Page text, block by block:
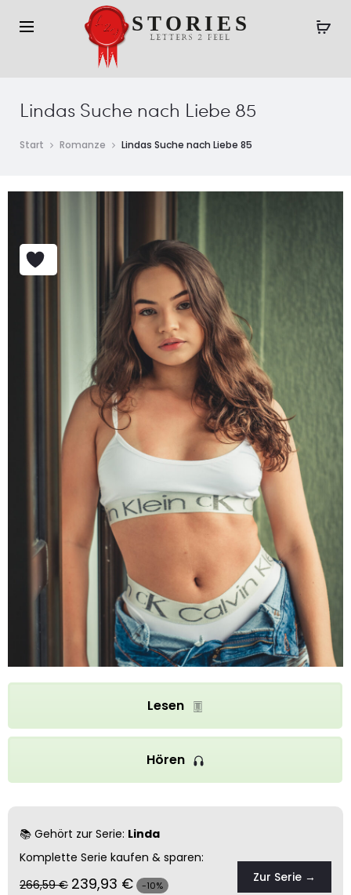
Lindas Suche nach Liebe 85
Start Romanze Lindas Suche nach Liebe 85
Lesen
Hören
📚 Gehört zur Serie: Linda
Komplette Serie kaufen & sparen:
266,59€ 239,93 € -10%
Zur Serie →